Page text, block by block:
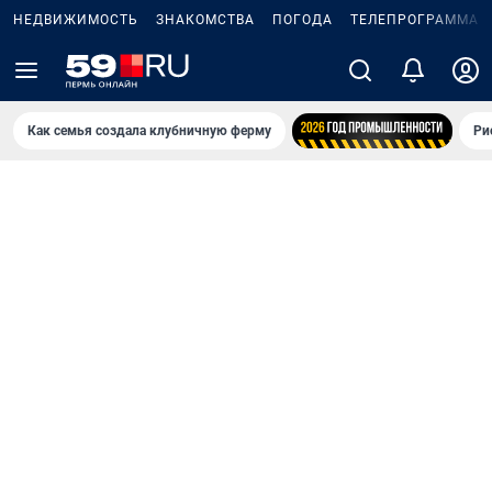
НЕДВИЖИМОСТЬ ЗНАКОМСТВА ПОГОДА ТЕЛЕПРОГРАММА
Как семья создала клубничную ферму